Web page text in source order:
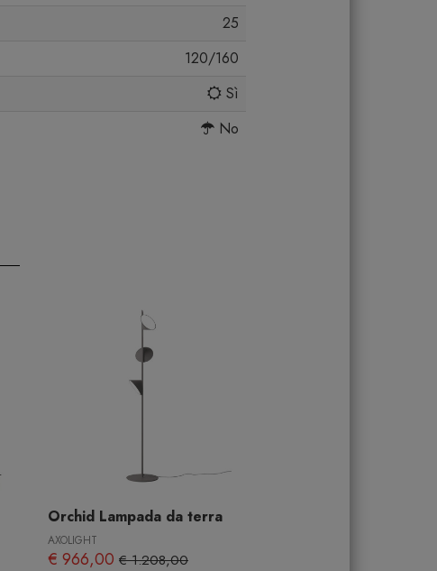
25
120/160
Sì
No
Orchid Lampada da terra
AXOLIGHT
€ 966,00 € 1.208,00